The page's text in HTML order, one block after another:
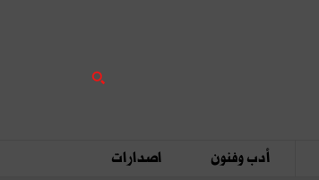
أدب وفنون اصدارات